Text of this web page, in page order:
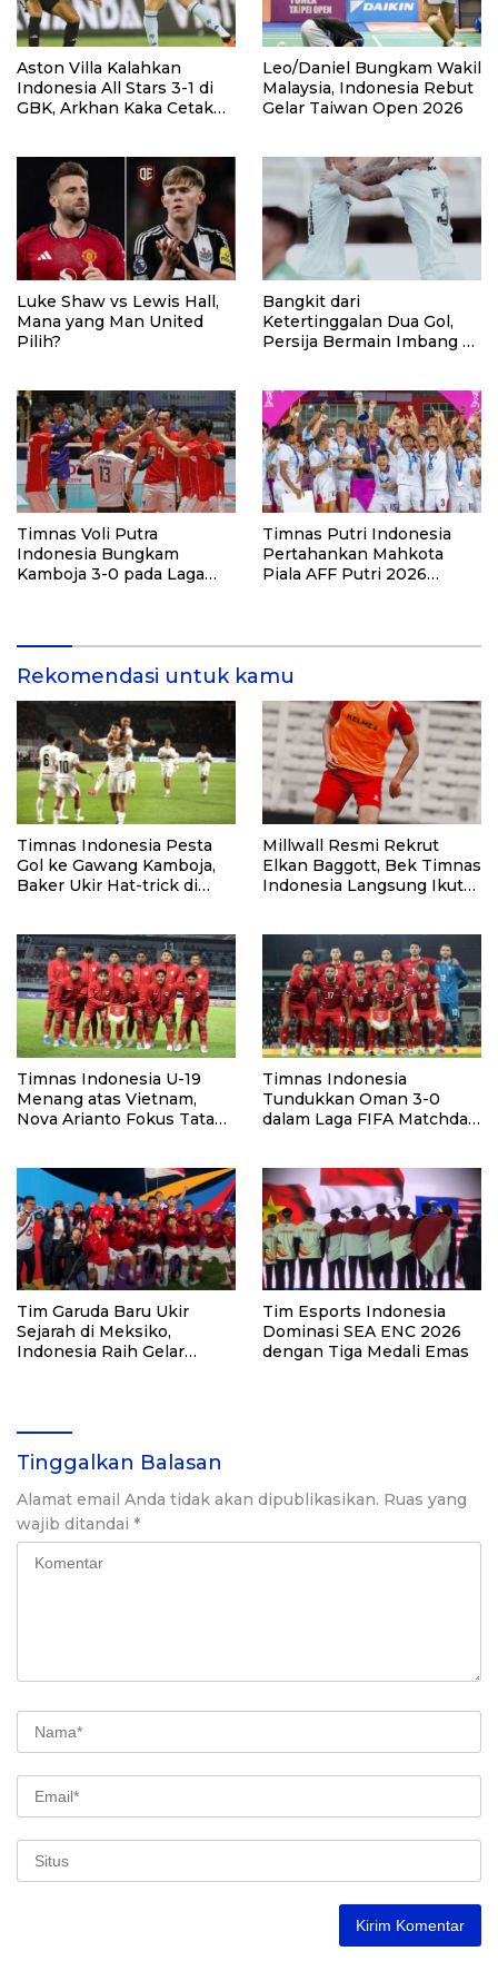
Aston Villa Kalahkan
Indonesia All Stars 3-1 di
GBK, Arkhan Kaka Cetak
Leo/Daniel Bungkam Wakil
Malaysia, Indonesia Rebut
Gelar Taiwan Open 2026
Luke Shaw vs Lewis Hall,
Mana yang Man United
Pilih?
Bangkit dari
Ketertinggalan Dua Gol,
Persija Bermain Imbang 2-
Timnas Voli Putra
Indonesia Bungkam
Kamboja 3-0 pada Laga
Timnas Putri Indonesia
Pertahankan Mahkota
Piala AFF Putri 2026
Rekomendasi untuk kamu
Timnas Indonesia Pesta
Gol ke Gawang Kamboja,
Baker Ukir Hat-trick di
Millwall Resmi Rekrut
Elkan Baggott, Bek Timnas
Indonesia Langsung Ikut
Timnas Indonesia U-19
Menang atas Vietnam,
Nova Arianto Fokus Tatap
Timnas Indonesia
Tundukkan Oman 3-0
dalam Laga FIFA Matchday
Tim Garuda Baru Ukir
Sejarah di Meksiko,
Indonesia Raih Gelar
Tim Esports Indonesia
Dominasi SEA ENC 2026
dengan Tiga Medali Emas
Tinggalkan Balasan
Alamat email Anda tidak akan dipublikasikan. Ruas yang
wajib ditandai *